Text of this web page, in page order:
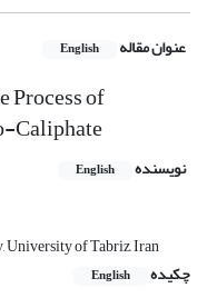
عنوان مقاله English
Process of
Caliphate
نویسنده English
University of Tabriz, Iran
چکیده
English